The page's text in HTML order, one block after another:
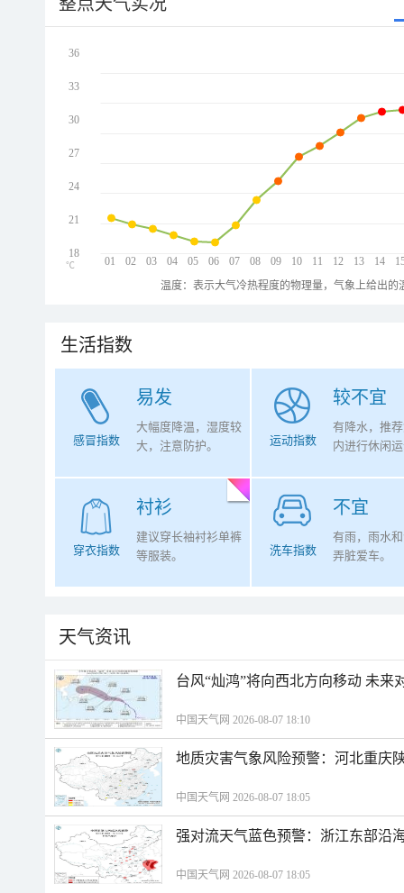
01 02 03 04 05 06 07 08 09 10 11 12 13 14
36
33
30
27
24
21
18
℃
温度：表示大气冷热程度的物理量，气象上给出
生活指数
易发
感冒指数
大幅度降温，湿度较
大，注意防护。
较不宜
运动指数
有降水，推
内进行休闲
衬衫
穿衣指数
建议穿长袖衬衫单裤
等服装。
不宜
洗车指数
有雨，雨水
弄脏爱车。
天气资讯
台风“灿鸿”将向西北方向移动 未来
中国天气网 2026-08-07 18:10
地质灾害气象风险预警：河北重庆
中国天气网 2026-08-07 18:05
强对流天气蓝色预警：浙江东部沿
中国天气网 2026-08-07 18:05